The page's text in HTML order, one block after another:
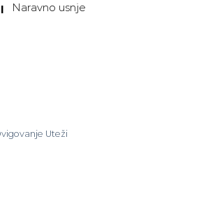
Naravno usnje
Uteži